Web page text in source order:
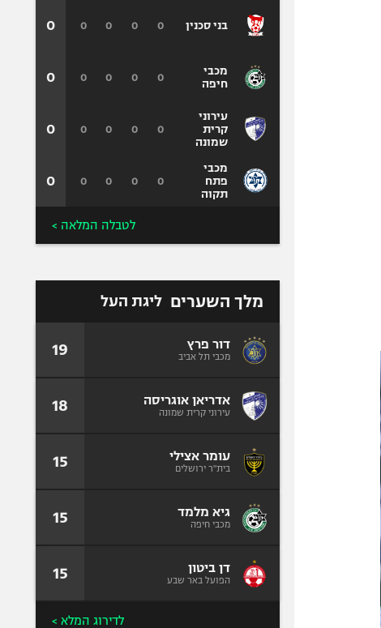
בני סכנין
מכבי
חיפה
עירוני
קרית
שמונה
מכבי
פתח
תקוה
0
0
0
0
0
0
0
0
0
0
0
0
0
0
0
0
0
0
0
0
לטבלה המלאה >
מלך השערים ליגת העל
דור פרץ
מכבי תל אביב 19
אדריאן אוגריסה
עירוני קרית שמונה 18
עומר אצילי
בית"ר ירושלים 15
גיא מלמד
מכבי חיפה 15
דן ביטון
הפועל באר שבע 15
לדירוג המלא >